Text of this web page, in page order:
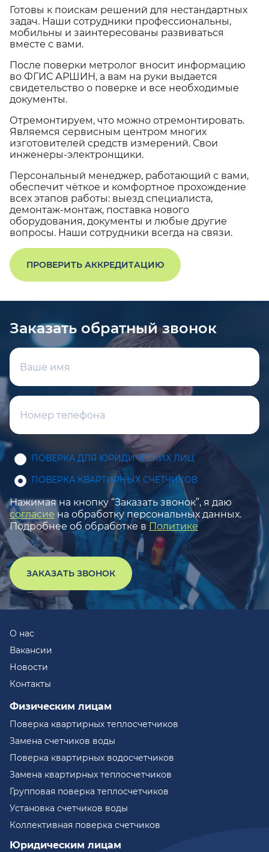
Готовы к поискам решений для нестандартных
задач. Наши сотрудники профессиональны,
мобильны и заинтересованы развиваться
вместе с вами.
После поверки метролог вносит информацию
во ФГИС АРШИН, а вам на руки выдается
свидетельство о поверке и все необходимые
документы.
Отремонтируем, что можно отремонтировать.
Являемся сервисным центром многих
изготовителей средств измерений. Свои
инженеры-электронщики.
Персональный менеджер, работающий с вами,
обеспечит чёткое и комфортное прохождение
всех этапов работы: выезд специалиста,
демонтаж-монтаж, поставка нового
оборудования, документы и любые другие
вопросы. Наши сотрудники всегда на связи.
ПРОВЕРИТЬ АККРЕДИТАЦИЮ
Заказать обратный звонок
ПОВЕРКА ДЛЯ ЮРИДИЧЕСКИХ ЛИЦ
ПОВЕРКА КВАРТИРНЫХ СЧЕТЧИКОВ
Нажимая на кнопку “Заказать звонок”, я даю
согласие на обработку персональных данных.
Подробнее об обработке в Политике
ЗАКАЗАТЬ ЗВОНОК
О нас
Вакансии
Новости
Контакты
Физическим лицам
Поверка квартирных теплосчетчиков
Замена счетчиков воды
Поверка квартирных водосчетчиков
Замена квартирных теплосчетчиков
Групповая поверка теплосчетчиков
Установка счетчиков воды
Коллективная поверка счетчиков
Юридическим лицам